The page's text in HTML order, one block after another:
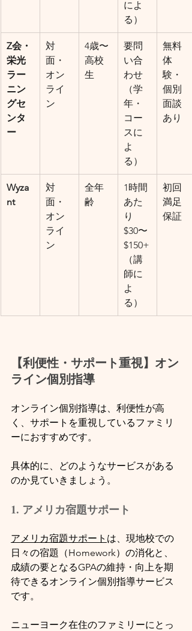
によ
る）
Z会・
栄光
ラー
ニン
グセ
ンタ
ー
対
面・
オン
ライ
ン
4歳〜
高校
生
要問
い合
わせ
（学
年・
コー
スに
よ
る）
無料
体
験・
個別
面談
あり
Wyza
nt
対
面・
オン
ライ
ン
全年
齢
1時間
あた
り
$30〜
$150+
（講
師に
よ
る）
初回
満足
保証
【利便性・サポート重視】オン
ライン個別指導
オンライン個別指導は、利便性が高
く、サポートを重視しているファミリ
ーにおすすめです。
具体的に、どのようなサービスがある
のか見ていきましょう。
1. アメリカ宿題サポート
アメリカ宿題サポート は、現地校での
日々の宿題（Homework）の消化と、
成績の要となるGPAの維持・向上を期
待できるオンライン個別指導サービス
です。
ニューヨーク在住のファミリーにとっ